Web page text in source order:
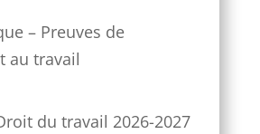
– Preuves de
au travail
du travail 2026-2027